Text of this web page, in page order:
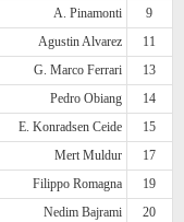
A. Pinamonti
9
Agustin Alvarez
11
G. Marco Ferrari
13
Pedro Obiang
14
E. Konradsen Ceide
15
Mert Muldur
17
Filippo Romagna
19
Nedim Bajrami
20